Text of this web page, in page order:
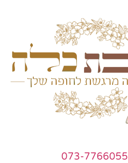
073-7766055